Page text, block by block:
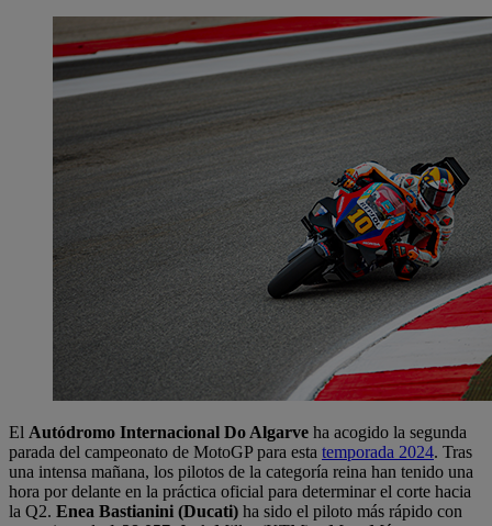
El Autódromo Internacional Do Algarve ha acogido la segunda
parada del campeonato de MotoGP para esta temporada 2024. Tras
una intensa mañana, los pilotos de la categoría reina han tenido una
hora por delante en la práctica oficial para determinar el corte hacia
la Q2. Enea Bastianini (Ducati) ha sido el piloto más rápido con